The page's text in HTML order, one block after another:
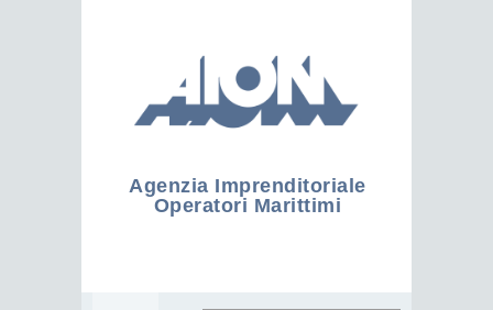
Agenzia Imprenditoriale
Operatori Marittimi